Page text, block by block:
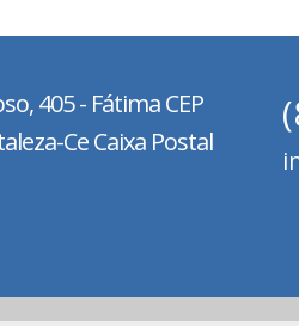
405 - FátimaCEP
Ce Caixa Postal